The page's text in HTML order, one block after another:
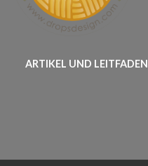
ARTIKEL UND LEITFADEN